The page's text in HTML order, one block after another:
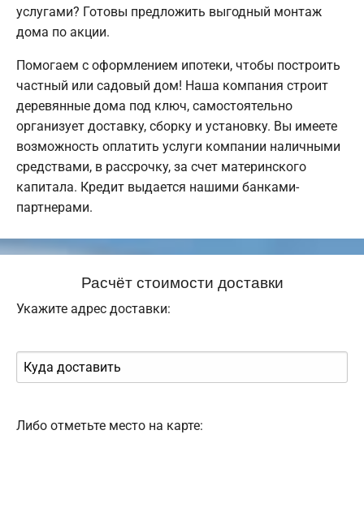
услугами? Готовы предложить выгодный монтаж
дома по акции.
Помогаем с оформлением ипотеки, чтобы построить
частный или садовый дом! Наша компания строит
деревянные дома под ключ, самостоятельно
организует доставку, сборку и установку. Вы имеете
возможность оплатить услуги компании наличными
средствами, в рассрочку, за счет материнского
капитала. Кредит выдается нашими банками-
партнерами.
Расчёт стоимости доставки
Укажите адрес доставки:
Либо отметьте место на карте: